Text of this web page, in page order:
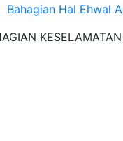
Bahagian Hal Ehwal
KESELAMATAN